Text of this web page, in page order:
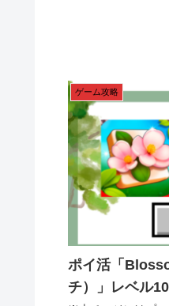
ゲーム攻略
ポイ活「
チ）」レベル